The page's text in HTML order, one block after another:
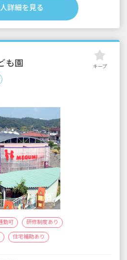
当 （開園～8時）
当 （18時～閉園）
3回（6月／12月／3月）2024年実績：
は、処遇改善加算一時金支給です
がある場合は支給額が0円になります
間3カ月／同条件
詳細を見る
も園 キープ
勤可 研修制度あり
住宅補助あり